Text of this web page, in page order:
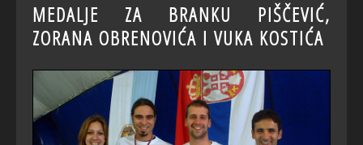
MEDALJE ZA BRANKU PIŠČEVIĆ,
ZORANA OBRENOVIĆA I VUKA KOSTIĆA